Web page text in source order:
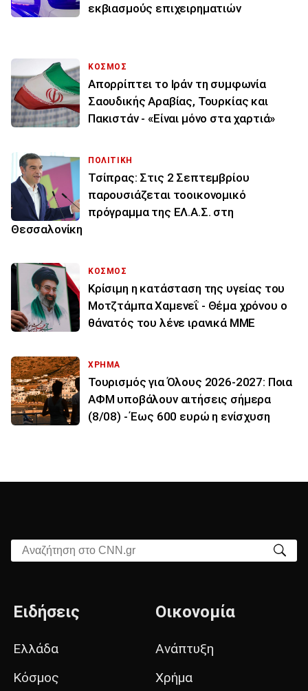
εκβιασμούς επιχειρηματιών
ΚΟΣΜΟΣ
Απορρίπτει το Ιράν τη συμφωνία
Σαουδικής Αραβίας, Τουρκίας και
Πακιστάν - «Είναι μόνο στα χαρτιά»
ΠΟΛΙΤΙΚΗ
Τσίπρας: Στις 2 Σεπτεμβρίου
παρουσιάζεται τοοικονομικό
πρόγραμμα της ΕΛ.Α.Σ. στη
Θεσσαλονίκη
ΚΟΣΜΟΣ
Κρίσιμη η κατάσταση της υγείας του
Μοτζτάμπα Χαμενεΐ - Θέμα χρόνου ο
θάνατός του λένε ιρανικά ΜΜΕ
ΧΡΗΜΑ
Τουρισμός για Όλους 2026-2027: Ποια
ΑΦΜ υποβάλουν αιτήσεις σήμερα
(8/08) - Έως 600 ευρώ η ενίσχυση
Αναζήτηση στο CNN.gr
Ειδήσεις
Ελλάδα
Κόσμος
Οικονομία
Ανάπτυξη
Χρήμα